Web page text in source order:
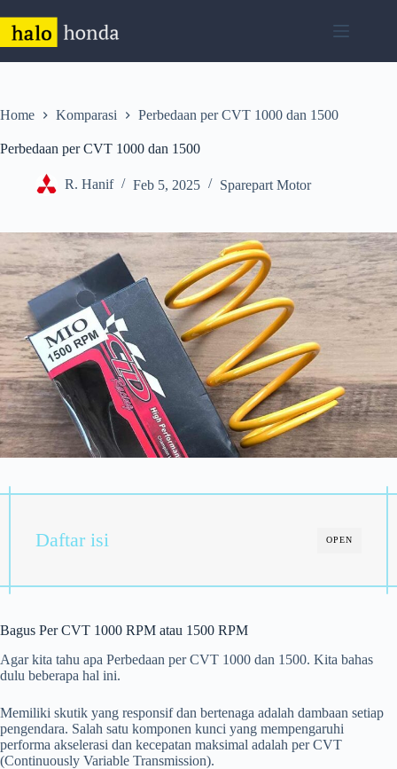
to
content
Home Komparasi Perbedaan per CVT 1000 dan 1500
Perbedaan per CVT 1000 dan 1500
R. Hanif Feb 5, 2025 Sparepart Motor
OPEN
Daftar isi
Bagus Per CVT 1000 RPM atau 1500 RPM
Agar kita tahu apa Perbedaan per CVT 1000 dan 1500. Kita bahas
dulu beberapa hal ini.
Memiliki skutik yang responsif dan bertenaga adalah dambaan setiap
pengendara. Salah satu komponen kunci yang mempengaruhi
performa akselerasi dan kecepatan maksimal adalah per CVT
(Continuously Variable Transmission).